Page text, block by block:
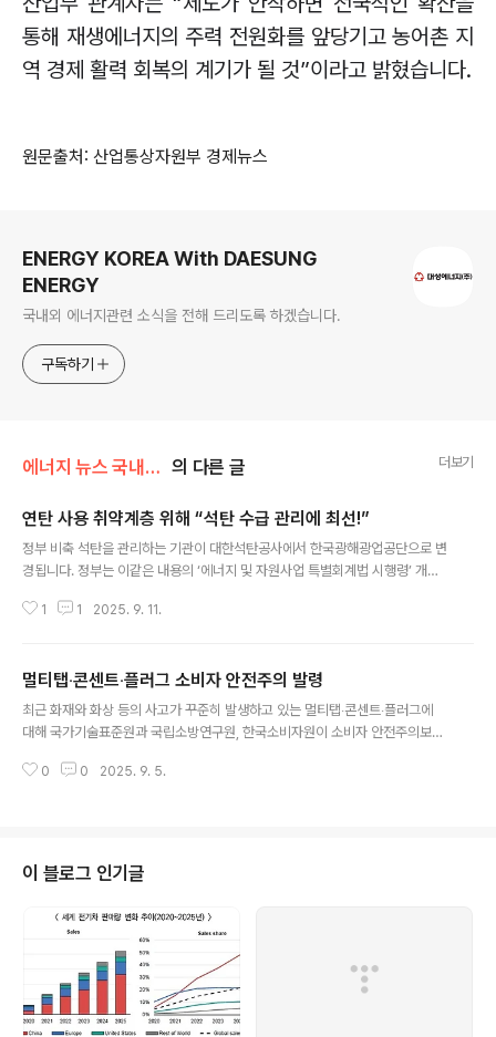
통해 재생에너지의 주력 전원화를 앞당기고 농어촌 지
역 경제 활력 회복의 계기가 될 것”이라고 밝혔습니다.
원문출처: 산업통상자원부 경제뉴스
ENERGY KOREA With DAESUNG
ENERGY
국내외 에너지관련 소식을 전해 드리도록 하겠습니다.
구독하기
에너지 뉴스 국내&해외 의 다른 글 더보기
연탄 사용 취약계층 위해 “석탄 수급 관리에 최선!”
정부 비축 석탄을 관리하는 기관이 대한석탄공사에서 한국광해광업공단으로 변
경됩니다. 정부는 이같은 내용의 ‘에너지 및 자원사업 특별회계법 시행령’ 개정
행됩니다. 대한석탄공사는 지난 6월 30일 도계광업소 폐광을 마지막으로 3년
에너지 위기 안정적 대응 등을 위해 1997년 석탄 비축 사업을 시작했고, 1980
년부터 소비지와 생산지 인근에 비축장을 조성했습니다. 이를 관리하는 업무는
대한석탄공사가 수탁해 담당해 왔습니다. 비축탄은 2000년 811만 톤을 정점
1 1 2025. 9. 11.
멀티탭‧콘센트‧플러그 소비자 안전주의 발령
최근 화재와 화상 등의 사고가 꾸준히 발생하고 있는 멀티탭‧콘센트‧플러그에
대해 국가기술표준원과 국립소방연구원, 한국소비자원이 소비자 안전주의보를
된 이들 관련 안전사고는 총 387건으로 매년 증가 추세를 보이고 있습니다. 안
과에서는 위해 발생 장소로 ‘주택’이 84.6%(203건)를 차지해 대부분의 사고
가 가정에서 발생하는 것으로 나타났습니다. 위해 증상의 경우 ‘화상’이 48.3..
0 0 2025. 9. 5.
이 블로그 인기글